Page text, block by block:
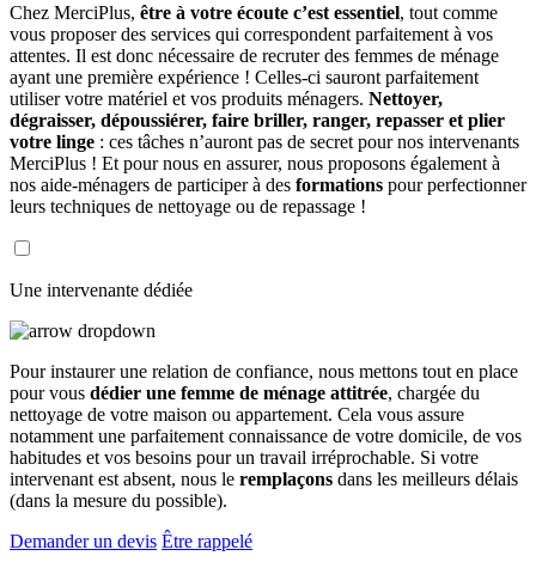
Chez MerciPlus, être à votre écoute c’est essentiel, tout comme
vous proposer des services qui correspondent parfaitement à vos
attentes. Il est donc nécessaire de recruter des femmes de ménage
ayant une première expérience ! Celles-ci sauront parfaitement
utiliser votre matériel et vos produits ménagers. Nettoyer,
dégraisser, dépoussiérer, faire briller, ranger, repasser et plier
votre linge : ces tâches n’auront pas de secret pour nos intervenants
MerciPlus ! Et pour nous en assurer, nous proposons également à
nos aide-ménagers de participer à des formations pour perfectionner
leurs techniques de nettoyage ou de repassage !
Une intervenante dédiée
Pour instaurer une relation de confiance, nous mettons tout en place
pour vous dédier une femme de ménage attitrée, chargée du
nettoyage de votre maison ou appartement. Cela vous assure
notamment une parfaitement connaissance de votre domicile, de vos
habitudes et vos besoins pour un travail irréprochable. Si votre
intervenant est absent, nous le remplaçons dans les meilleurs délais
(dans la mesure du possible).
Demander un devis Être rappelé